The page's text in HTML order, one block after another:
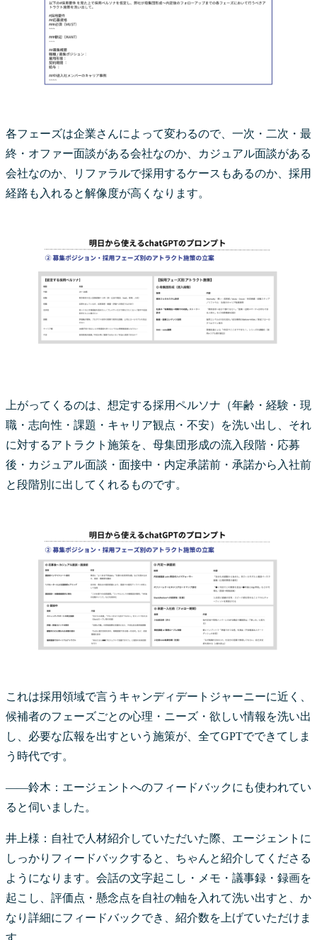
各フェーズは企業さんによって変わるので、一次・二次・最
終・オファー面談がある会社なのか、カジュアル面談がある
会社なのか、リファラルで採用するケースもあるのか、採用
経路も入れると解像度が高くなります。
上がってくるのは、想定する採用ペルソナ（年齢・経験・現
職・志向性・課題・キャリア観点・不安）を洗い出し、それ
に対するアトラクト施策を、母集団形成の流入段階・応募
後・カジュアル面談・面接中・内定承諾前・承諾から入社前
と段階別に出してくれるものです。
これは採用領域で言うキャンディデートジャーニーに近く、
候補者のフェーズごとの心理・ニーズ・欲しい情報を洗い出
し、必要な広報を出すという施策が、全てGPTでできてしま
う時代です。
――鈴木：エージェントへのフィードバックにも使われてい
ると伺いました。
井上様：自社で人材紹介していただいた際、エージェントに
しっかりフィードバックすると、ちゃんと紹介してくださる
ようになります。会話の文字起こし・メモ・議事録・録画を
起こし、評価点・懸念点を自社の軸を入れて洗い出すと、か
なり詳細にフィードバックでき、紹介数を上げていただけま
す。